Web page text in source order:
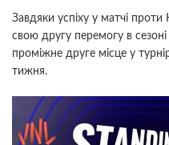
Завдяки успіху у матчі проти
свою другу перемогу в
проміжне друге місце у
тижня.